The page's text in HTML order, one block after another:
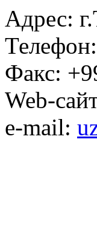
Адрес:
Факс:
Web-
e-mail: